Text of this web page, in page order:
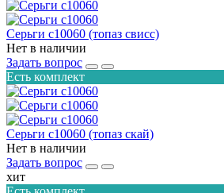
Серьги с10060 (топаз свисс)
Нет в наличии
Задать вопрос
Есть комплект
Серьги с10060 (топаз скай)
Нет в наличии
Задать вопрос
хит